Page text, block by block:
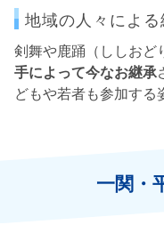
地域の人々による
剣舞や鹿踊（ししおど
手によって今なお継承
どもや若者も参加する
一関・